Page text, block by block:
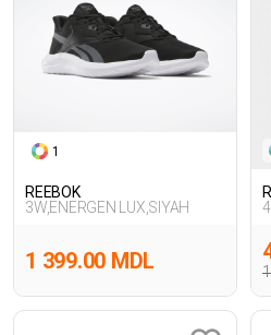
1
REEBOK
3W,ENERGEN LUX,SIYAH
1 399.00 MDL